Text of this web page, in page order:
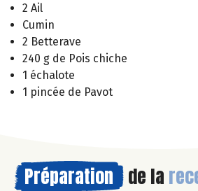
2 Ail
Cumin
2 Betterave
240 g de Pois chiche
1 échalote
1 pincée de Pavot
Préparation de la